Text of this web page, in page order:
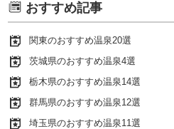
おすすめ記事
関東のおすすめ温泉20選
茨城県のおすすめ温泉4選
栃木県のおすすめ温泉14選
群馬県のおすすめ温泉12選
埼玉県のおすすめ温泉11選